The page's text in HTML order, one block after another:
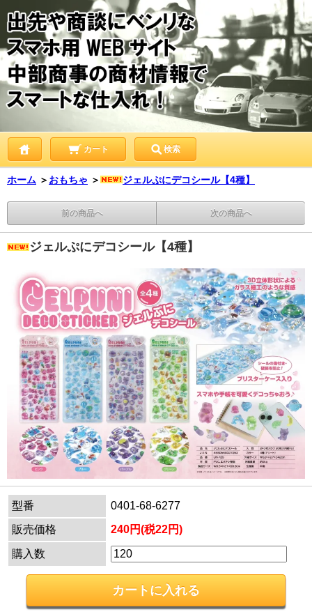
カート 検索
ホーム ＞ おもちゃ ＞ ジェルぷにデコシール【4種】
前の商品へ 次の商品へ
ジェルぷにデコシール【4種】
型番
0401-68-6277
販売価格
240円(税22円)
購入数